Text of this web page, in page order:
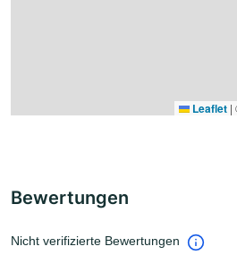
Leaflet |
Bewertungen
Nicht verifizierte Bewertungen